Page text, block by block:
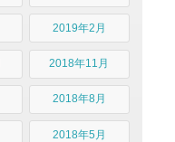
2019年2月
2018年11月
2018年8月
2018年5月